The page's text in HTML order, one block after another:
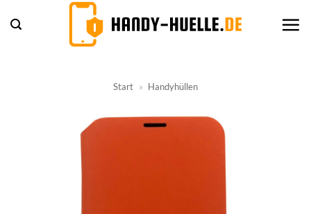
Inhalt
Start » Handyhüllen